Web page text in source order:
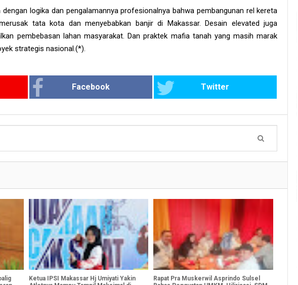
logika dan pengalamannya profesionalnya bahwa pembangunan rel kereta
tata kota dan menyebabkan banjir di Makassar. Desain elevated juga
pembebasan lahan masyarakat. Dan praktek mafia tanah yang masih marak
strategis nasional.(*).
Facebook Twitter
Ketua IPSI Makassar Hj Umiyati Yakin
Rapat Pra Muskerwil Asprindo Sulsel